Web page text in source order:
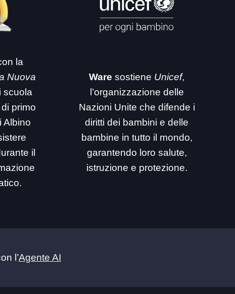
la
Nuova
scuola
primo
Albino
il
Ware sostiene Unicef,
l’organizzazione delle
Nazioni Unite che difende i
diritti dei bambini e delle
bambine in tutto il mondo,
garantendo loro salute,
istruzione e protezione.
l’Agente AI